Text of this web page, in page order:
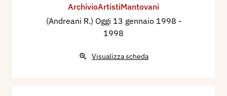
ArchivioArtistiMantovani
(Andreani R.) Oggi 13 gennaio 1998 -
1998
Visualizza scheda